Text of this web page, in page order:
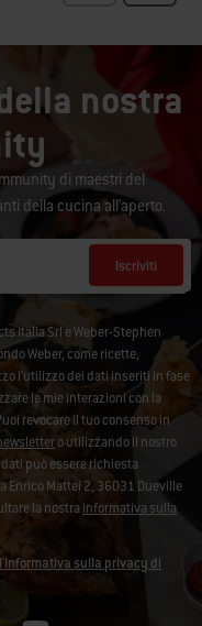
nostra
di maestri del
della cucina all'aperto.
Iscriviti
Italia Srl e Weber-Stephen
Weber, come ricette,
l’utilizzo dei dati inseriti in fase
le mie interazioni con la
revocare il tuo consenso in
o utilizzando il nostro
può essere richiesta
Enrico Mattei 2, 36031 Dueville
la nostra informativa sulla
l'Informativa sulla privacy di